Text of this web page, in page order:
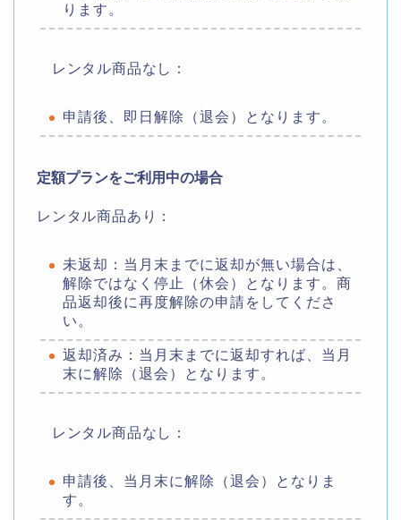
ります。
レンタル商品なし：
申請後、即日解除（退会）となります。
定額プランをご利用中の場合
レンタル商品あり：
未返却：当月末までに返却が無い場合は、
解除ではなく停止（休会）となります。商
品返却後に再度解除の申請をしてくださ
い。
返却済み：当月末までに返却すれば、当月
末に解除（退会）となります。
レンタル商品なし：
申請後、当月末に解除（退会）となりま
す。